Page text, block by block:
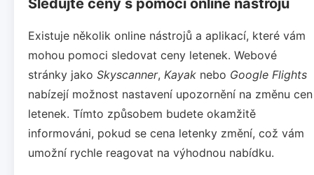
Existuje několik online nástrojů a aplikací, které vám
mohou pomoci sledovat ceny letenek. Webové
stránky jako Skyscanner, Kayak nebo Google Flights
nabízejí možnost nastavení upozornění na změnu cen
letenek. Tímto způsobem budete okamžitě
informováni, pokud se cena letenky změní, což vám
umožní rychle reagovat na výhodnou nabídku.